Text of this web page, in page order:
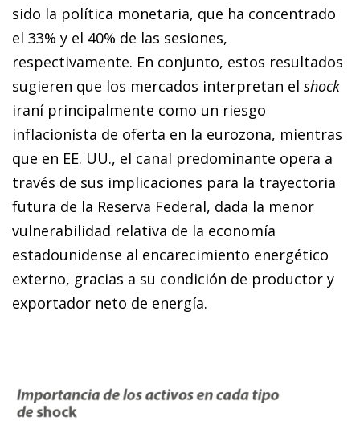
sido la política monetaria, que ha concentrado
el 33% y el 40% de las sesiones,
respectivamente. En conjunto, estos resultados
sugieren que los mercados interpretan el shock
iraní principalmente como un riesgo
inflacionista de oferta en la eurozona, mientras
que en EE. UU., el canal predominante opera a
través de sus implicaciones para la trayectoria
futura de la Reserva Federal, dada la menor
vulnerabilidad relativa de la economía
estadounidense al encarecimiento energético
externo, gracias a su condición de productor y
exportador neto de energía.